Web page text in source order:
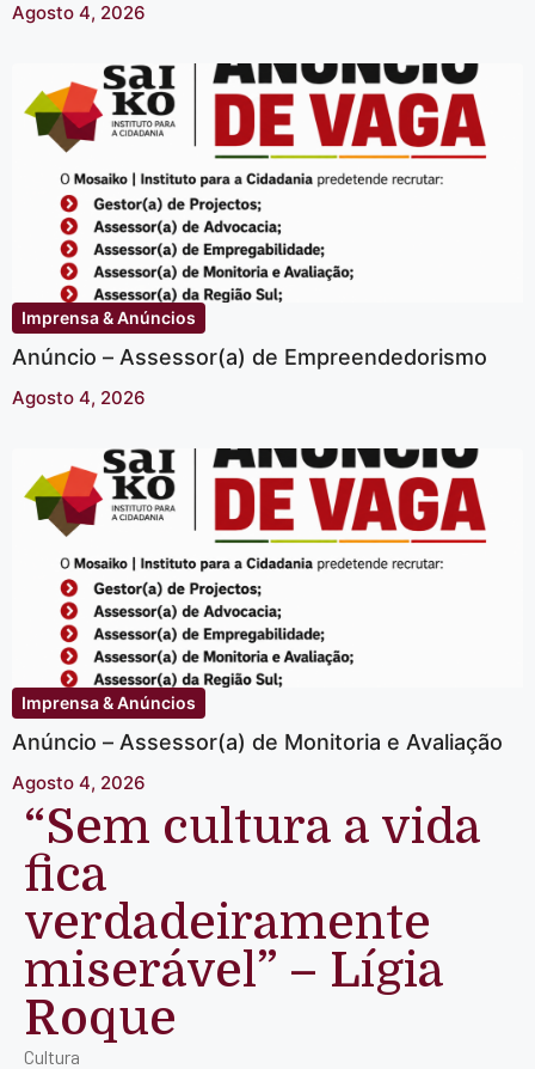
Agosto 4, 2026
Imprensa & Anúncios
Anúncio – Assessor(a) de Empreendedorismo
Agosto 4, 2026
Imprensa & Anúncios
Anúncio – Assessor(a) de Monitoria e Avaliação
Agosto 4, 2026
“Sem cultura a vida
fica
verdadeiramente
miserável” – Lígia
Roque
Cultura